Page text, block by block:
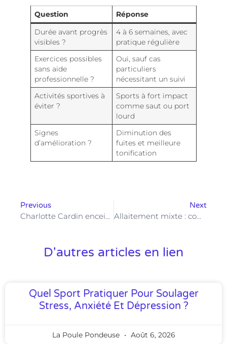
Question Réponse
Durée avant progrès
visibles ?
4 à 6 semaines, avec
pratique régulière
Exercices possibles
sans aide
professionnelle ?
Oui, sauf cas
particuliers
nécessitant un suivi
Activités sportives à
éviter ?
Sports à fort impact
comme saut ou port
lourd
Signes
d’amélioration ?
Diminution des
fuites et meilleure
tonification
Previous Next
Allaitement mixte : comment concilier sein et biberon sans stress pour bébé
D'autres articles en lien
Quel Sport Pratiquer Pour Soulager
Stress, Anxiété Et Dépression ?
La Poule Pondeuse Août 6, 2026